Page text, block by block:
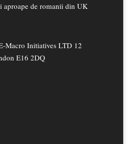
aproape de romanii din UK
Macro Initiatives LTD 12
E16 2DQ